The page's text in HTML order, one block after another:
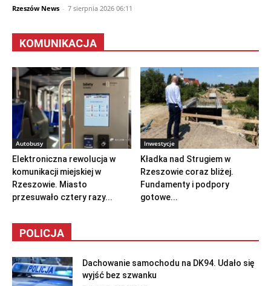
Rzeszów News - 7 sierpnia 2026 06:11
KOMUNIKACJA
Autobusy
Elektroniczna rewolucja w
komunikacji miejskiej w
Rzeszowie. Miasto
przesuwało cztery razy...
Inwestycje
Kładka nad Strugiem w
Rzeszowie coraz bliżej.
Fundamenty i podpory
gotowe...
POLICJA
Dachowanie samochodu na DK94. Udało się
wyjść bez szwanku